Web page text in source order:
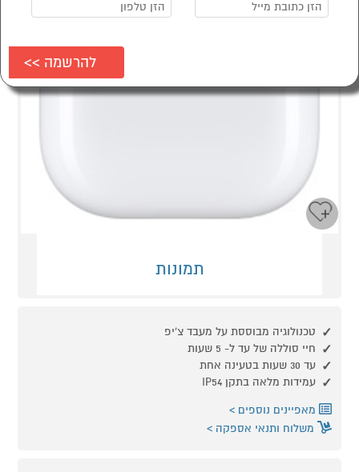
תמונות
טכנולוגיה מבוססת על מעבד צ'יפ
חיי סוללה של עד ל- 5 שעות
עד 30 שעות בטעינה אחת
עמידות מלאה בתקן IP54
מאפיינים נוספים
משלוח ותנאי אספקה